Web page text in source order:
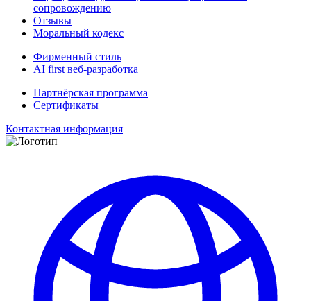
сопровождению
Отзывы
Моральный кодекс
Фирменный стиль
AI first веб-разработка
Партнёрская программа
Сертификаты
Контактная информация